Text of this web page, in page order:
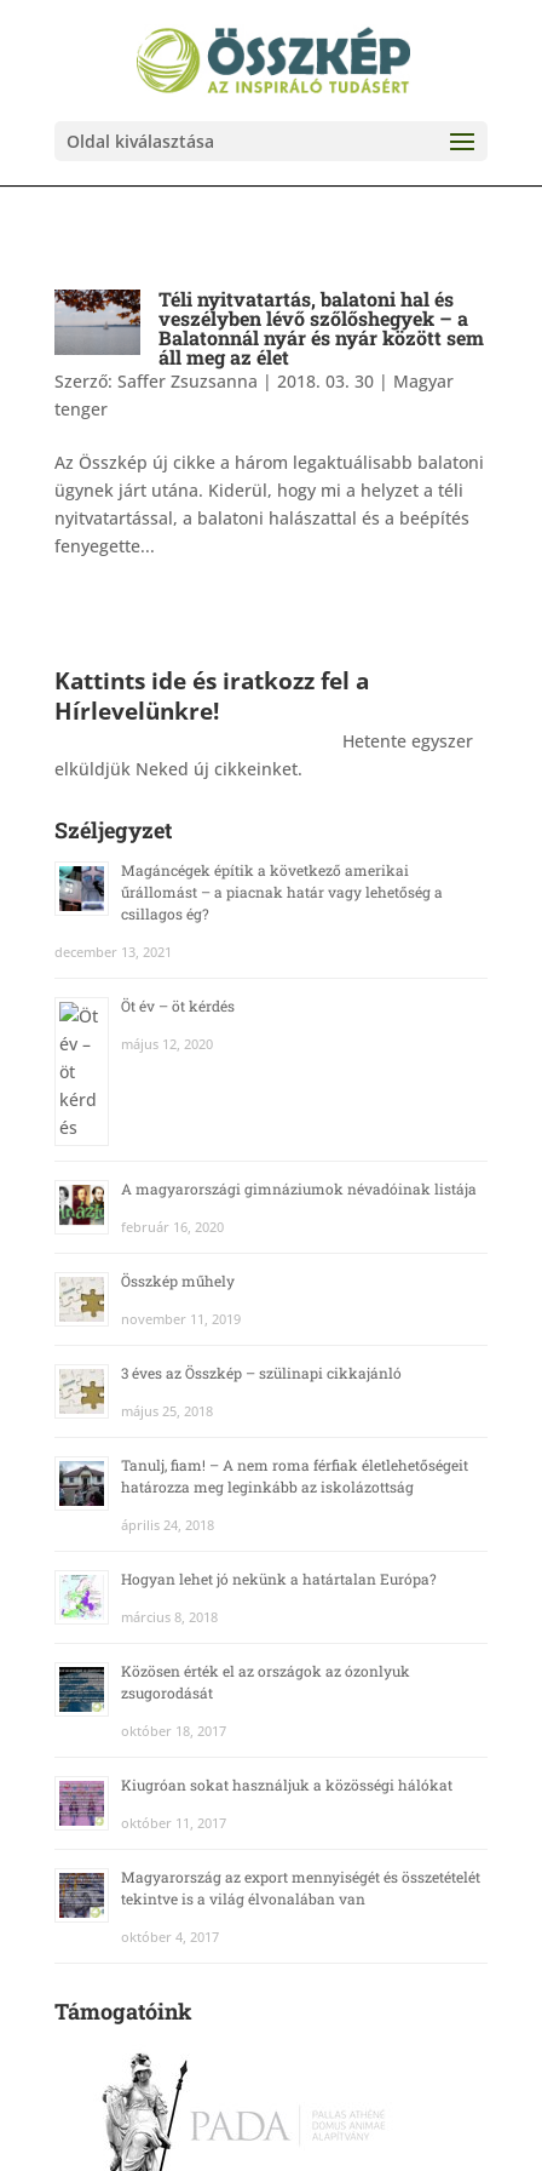
Oldal kiválasztása
Téli nyitvatartás, balatoni hal és
veszélyben lévő szőlőshegyek – a
Balatonnál nyár és nyár között sem
áll meg az élet
Szerző: Saffer Zsuzsanna | 2018. 03. 30| Magyar
tenger
Az Összkép új cikke a három legaktuálisabb balatoni
ügynek járt utána. Kiderül, hogy mi a helyzet a téli
nyitvatartással, a balatoni halászattal és a beépítés
fenyegette...
Kattints ide és iratkozz fel a
Hírlevelünkre!
Hetente egyszer
elküldjük Neked új cikkeinket.
Széljegyzet
Magáncégek építik a következő amerikai
űrállomást – a piacnak határ vagy lehetőség a
csillagos ég?
december 13, 2021
Öt év – öt kérdés
május 12, 2020
A magyarországi gimnáziumok névadóinak listája
február 16, 2020
Összkép műhely
november 11, 2019
3 éves az Összkép – szülinapi cikkajánló
május 25, 2018
Tanulj, fiam! – A nem roma férfiak életlehetőségeit
határozza meg leginkább az iskolázottság
április 24, 2018
Hogyan lehet jó nekünk a határtalan Európa?
március 8, 2018
Közösen érték el az országok az ózonlyuk
zsugorodását
október 18, 2017
Kiugróan sokat használjuk a közösségi hálókat
október 11, 2017
Magyarország az export mennyiségét és összetételét
tekintve is a világ élvonalában van
október 4, 2017
Támogatóink